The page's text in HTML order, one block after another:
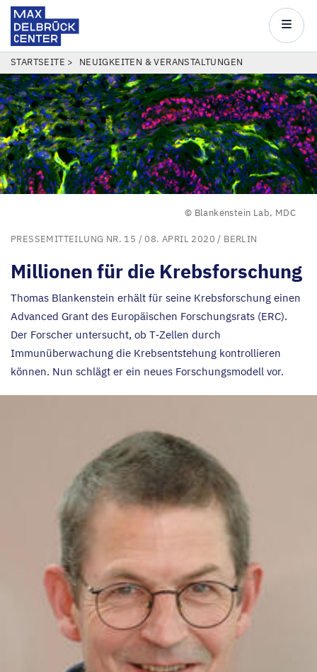
Direkt
zum
Inhalt
Center
Main
PFADNAVIGATION
STARTSEITE NEUIGKEITEN & VERANSTALTUNGEN
© Blankenstein Lab, MDC
PRESSEMITTEILUNG NR. 15 / 08. APRIL 2020 / BERLIN
Millionen für die Krebsforschung
Thomas Blankenstein erhält für seine Krebsforschung einen
Advanced Grant des Europäischen Forschungsrats (ERC).
Der Forscher untersucht, ob T‑Zellen durch
Immunüberwachung die Krebsentstehung kontrollieren
können. Nun schlägt er ein neues Forschungsmodell vor.